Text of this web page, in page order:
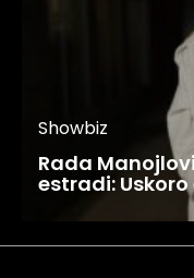
Showbiz
Rada
estradi: